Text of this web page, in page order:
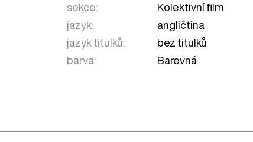
sekce:
Kolektivní film
jazyk:
angličtina
jazyk titulků:
bez titulků
barva:
Barevná